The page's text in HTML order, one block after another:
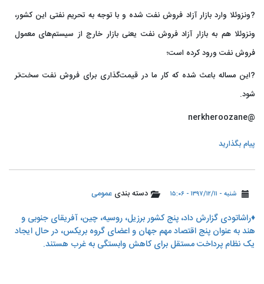
?ونزوئلا وارد بازار آزاد فروش نفت شده و با توجه به تحریم نفتی این کشور،
ونزوئلا هم به بازار آزاد فروش نفت یعنی بازار خارج از سیستم‌های معمول
فروش نفت ورود کرده است؛
?این مساله باعث شده که کار ما در قیمت‌گذاری برای فروش نفت سخت‌تر
شود.
@nerkheroozane
پیام بگذارید
شنبه - ۱۳۹۷/۱۲/۱۱ - ۱۵:۰۶ دسته بندی عمومی
♦️راشاتودی گزارش داد، پنج کشور برزیل، روسیه، چین، آفریقای جنوبی و
هند به عنوان پنج اقتصاد مهم جهان و اعضای گروه بریکس، در حال ایجاد
یک نظام پرداخت مستقل برای کاهش وابستگی به غرب هستند.